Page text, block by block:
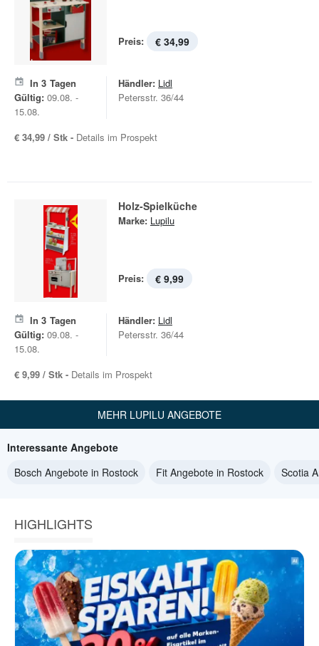
Preis: € 34,99
In 3 Tagen
Gültig: 09.08. -
15.08.
Händler: Lidl
Petersstr. 36/44
€ 34,99 / Stk - Details im Prospekt
Holz-Spielküche
Marke: Lupilu
Preis: € 9,99
In 3 Tagen
Gültig: 09.08. -
15.08.
Händler: Lidl
Petersstr. 36/44
€ 9,99 / Stk - Details im Prospekt
MEHR LUPILU ANGEBOTE
Interessante Angebote
Bosch Angebote in Rostock
Fit Angebote in Rostock Scotia
HIGHLIGHTS